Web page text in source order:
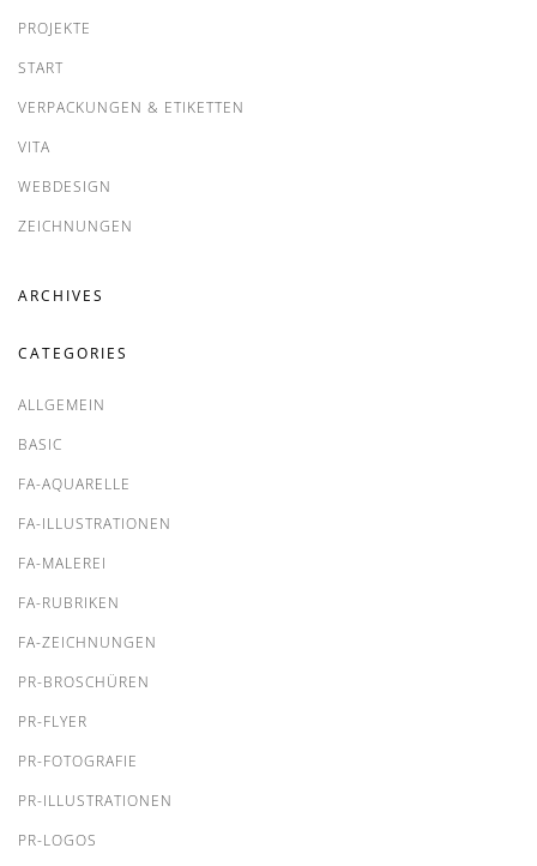
PROJEKTE
START
VERPACKUNGEN & ETIKETTEN
VITA
WEBDESIGN
ZEICHNUNGEN
ARCHIVES
CATEGORIES
ALLGEMEIN
BASIC
FA-AQUARELLE
FA-ILLUSTRATIONEN
FA-MALEREI
FA-RUBRIKEN
FA-ZEICHNUNGEN
PR-BROSCHÜREN
PR-FLYER
PR-FOTOGRAFIE
PR-ILLUSTRATIONEN
PR-LOGOS